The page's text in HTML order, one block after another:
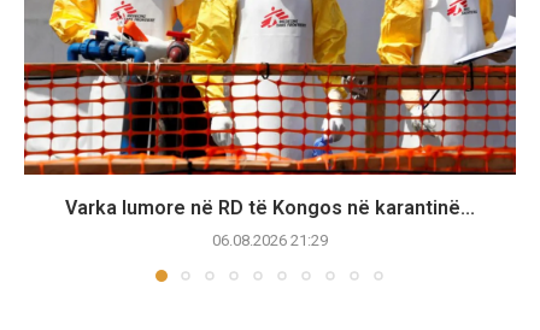
Varka lumore në RD të Kongos në karantinë...
06.08.2026 21:29